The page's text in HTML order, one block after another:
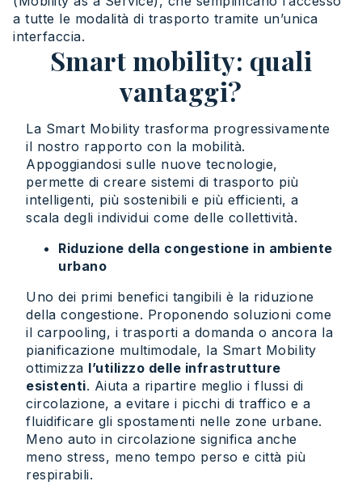
a tutte le modalità di trasporto tramite un’unica
interfaccia.
Smart mobility: quali
vantaggi?
La Smart Mobility trasforma progressivamente
il nostro rapporto con la mobilità.
Appoggiandosi sulle nuove tecnologie,
permette di creare sistemi di trasporto più
intelligenti, più sostenibili e più efficienti, a
scala degli individui come delle collettività.
Riduzione della congestione in ambiente
urbano
Uno dei primi benefici tangibili è la riduzione
della congestione. Proponendo soluzioni come
il carpooling, i trasporti a domanda o ancora la
pianificazione multimodale, la Smart Mobility
ottimizza l’utilizzo delle infrastrutture
esistenti. Aiuta a ripartire meglio i flussi di
circolazione, a evitare i picchi di traffico e a
fluidificare gli spostamenti nelle zone urbane.
Meno auto in circolazione significa anche
meno stress, meno tempo perso e città più
respirabili.